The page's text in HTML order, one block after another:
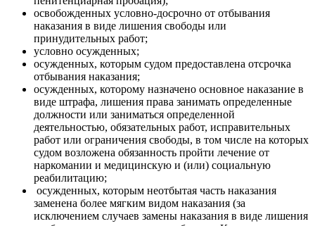
освобожденных условно-досрочно от отбывания
наказания в виде лишения свободы или
принудительных работ;
условно осужденных;
осужденных, которым судом предоставлена отсрочка
отбывания наказания;
осужденных, которому назначено основное наказание в
виде штрафа, лишения права занимать определенные
должности или заниматься определенной
деятельностью, обязательных работ, исправительных
работ или ограничения свободы, в том числе на которых
судом возложена обязанность пройти лечение от
наркомании и медицинскую и (или) социальную
реабилитацию;
осужденных, которым неотбытая часть наказания
заменена более мягким видом наказания (за
исключением случаев замены наказания в виде лишения